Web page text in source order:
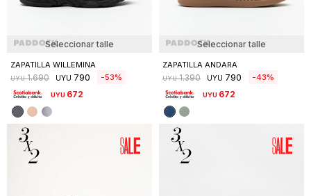
Seleccionar talle
ZAPATILLA WILLEMINA
UYU 1.690 UYU 790 53
UYU 672
Seleccionar talle
ZAPATILLA ANDARA
UYU 1.390 UYU 790 43
UYU 672